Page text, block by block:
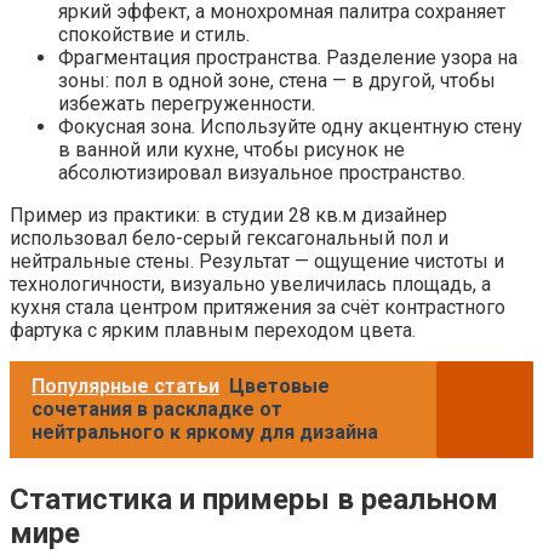
яркий эффект, а монохромная палитра сохраняет
спокойствие и стиль.
Фрагментация пространства. Разделение узора на
зоны: пол в одной зоне, стена — в другой, чтобы
избежать перегруженности.
Фокусная зона. Используйте одну акцентную стену
в ванной или кухне, чтобы рисунок не
абсолютизировал визуальное пространство.
Пример из практики: в студии 28 кв.м дизайнер
использовал бело-серый гексагональный пол и
нейтральные стены. Результат — ощущение чистоты и
технологичности, визуально увеличилась площадь, а
кухня стала центром притяжения за счёт контрастного
фартука с ярким плавным переходом цвета.
Популярные статьи Цветовые
сочетания в раскладке от
нейтрального к яркому для дизайна
Статистика и примеры в реальном
мире